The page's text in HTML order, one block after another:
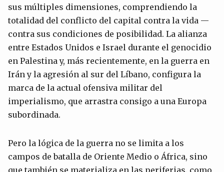
sus múltiples dimensiones, comprendiendo la
totalidad del conflicto del capital contra la vida —
contra sus condiciones de posibilidad. La alianza
entre Estados Unidos e Israel durante el genocidio
en Palestina y, más recientemente, en la guerra en
Irán y la agresión al sur del Líbano, configura la
marca de la actual ofensiva militar del
imperialismo, que arrastra consigo a una Europa
subordinada.
Pero la lógica de la guerra no se limita a los
campos de batalla de Oriente Medio o África, sino
que también se materializa en las periferias, como